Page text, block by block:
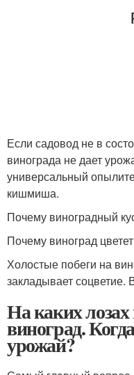
Если садовод не в
винограда не дает
универсальный
кишмиша.
Почему виноградный
Почему виноград
Холостые побеги на
закладывает соцветие.
На каких
виноград.
урожай?